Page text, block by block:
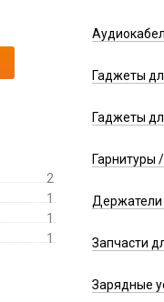
2
1
1
1
Колонки
Гаджеты
Гаджеты
Разное
Гарнитуры
Гарнитуры
Проводные
Держатели
Липперы
Запчасти
Антенны
Зарядные